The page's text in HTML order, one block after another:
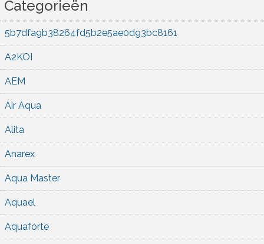
Categorieën
5b7dfa9b38264fd5b2e5ae0d93bc8161
A2KOI
AEM
Air Aqua
Alita
Anarex
Aqua Master
Aquael
Aquaforte